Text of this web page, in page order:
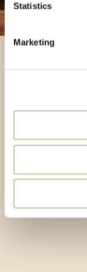
Statistics
Marketing